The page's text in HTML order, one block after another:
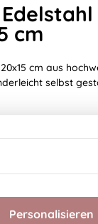
cm
cm aus
selbst
Personalisieren